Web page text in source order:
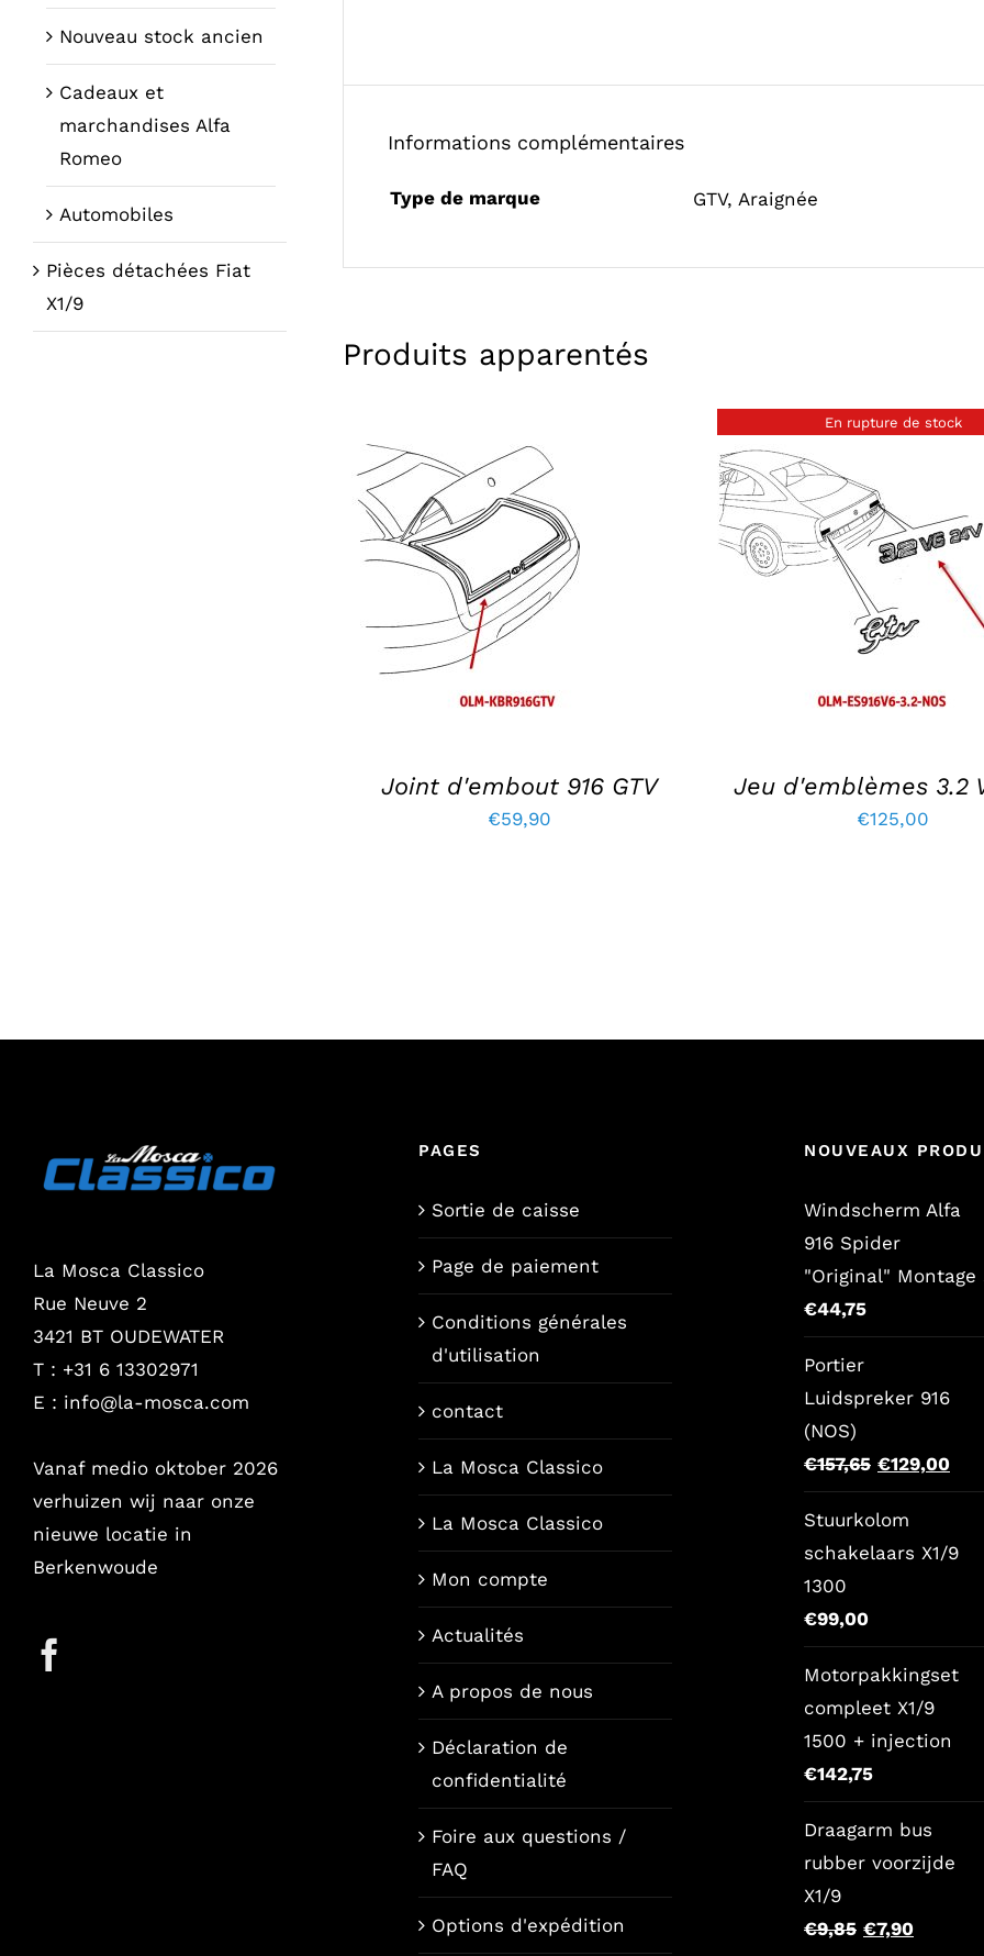
Informations complémentaires
Type de marque GTV,Araignée
Produits apparentés
AJOUTER AU PANIER / DÉTAILS
Joint d'embout 916 GTV
€59,90
En rupture de stock
DÉTAILS
Jeu d'emblèmes 3.2
€125,00
Nouveau stock ancien
Cadeaux et
marchandises Alfa
Romeo
Automobiles
Pièces détachées Fiat
X1/9
La Mosca Classico
Rue Neuve 2
3421 BT OUDEWATER
T : +31 6 13302971
E : info@la-mosca.com
Vanaf medio oktober 2026
verhuizen wij naar onze
nieuwe locatie in
Berkenwoude
PAGES
Sortie de caisse
Page de paiement
Conditions générales
d'utilisation
contact
La Mosca Classico
La Mosca Classico
Mon compte
Actualités
A propos de nous
Déclaration de
confidentialité
Foire aux questions /
FAQ
Options d'expédition
NOUVEAUX
Windscherm Alfa
916 Spider
"Original" Montage
€44,75
Portier
Luidspreker 916
(NOS)
€157,65 Le
prix
original
était
€129,00Le
prix
est
Stuurkolom
schakelaars X1/9
1300
€99,00
Motorpakkingset
compleet X1/9
1500 + injection
€142,75
Draagarm bus
rubber voorzijde
X1/9
€9,85 Le
€7,90Le